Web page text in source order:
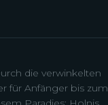
die verwinkelten
für Anfänger bis zum